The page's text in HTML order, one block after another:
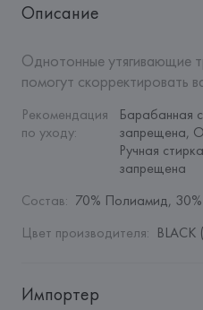
Описание
Однотонные утягивающие
помогут скорректировать
Рекомендация
по уходу:
Барабанная
запрещена,
Ручная
запрещена
Состав: 70% Полиамид,
Цвет производителя: BLACK
Импортер